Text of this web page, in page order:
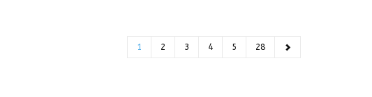
1 2 3 4 5 28